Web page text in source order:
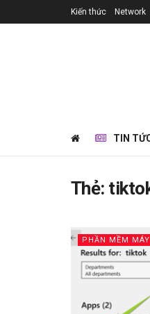
Kiến thức Network
TIN
Thẻ:
PHẦN MỀM